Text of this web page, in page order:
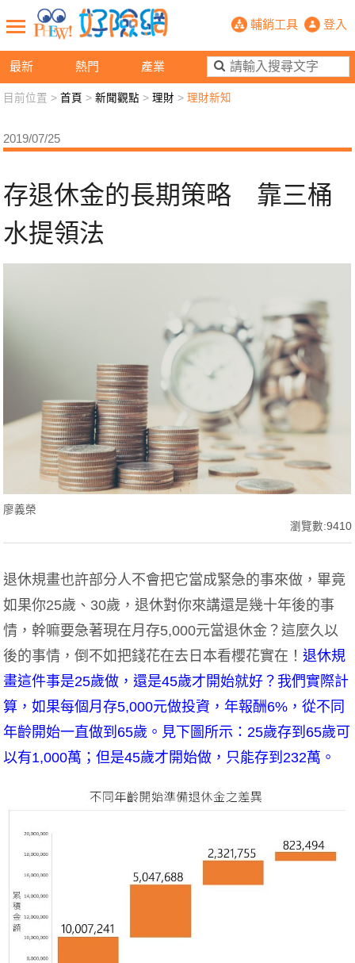
最新 熱門 產業
存退休金的長期策略 靠三桶水提
輔銷工具 登入
新聞觀點 業務交流 好險懂生活
退休先準備 好險學堂 輔銷工具 活動專區
目前位置 >首頁 >新聞觀點 >理財 >理財新知
2019/07/25
存退休金的長期策略 靠三桶
水提領法
廖義榮
瀏覽數:9410
退休規畫也許部分人不會把它當成緊急的事來做，畢竟
如果你25歲、30歲，退休對你來講還是幾十年後的事
情，幹嘛要急著現在月存5,000元當退休金？這麼久以
後的事情，倒不如把錢花在去日本看櫻花實在！退休規
畫這件事是25歲做，還是45歲才開始就好？我們實際計
算，如果每個月存5,000元做投資，年報酬6%，從不同
年齡開始一直做到65歲。見下圖所示：25歲存到65歲可
以有1,000萬；但是45歲才開始做，只能存到232萬。